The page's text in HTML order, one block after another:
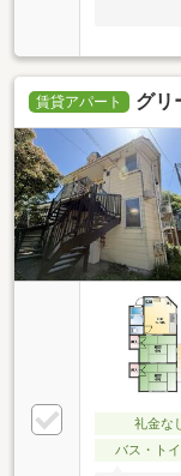
賃貸アパート グリ
礼金な
バス・ト